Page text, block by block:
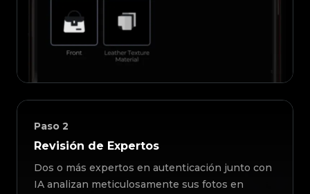
Paso 2
Revisión de Expertos
Dos o más expertos en autenticación junto con
IA analizan meticulosamente sus fotos en